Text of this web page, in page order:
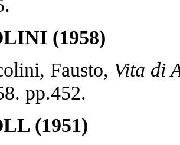
(1958)
Fausto, Vita di
pp.452.
(1951)